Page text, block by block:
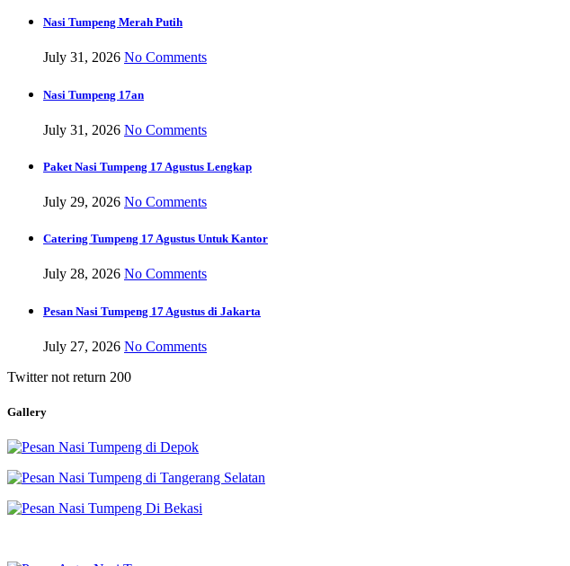
Nasi Tumpeng Merah Putih
July 31, 2026 No Comments
Nasi Tumpeng 17an
July 31, 2026 No Comments
Paket Nasi Tumpeng 17 Agustus Lengkap
July 29, 2026 No Comments
Catering Tumpeng 17 Agustus Untuk Kantor
July 28, 2026 No Comments
Pesan Nasi Tumpeng 17 Agustus di Jakarta
July 27, 2026 No Comments
Twitter not return 200
Gallery